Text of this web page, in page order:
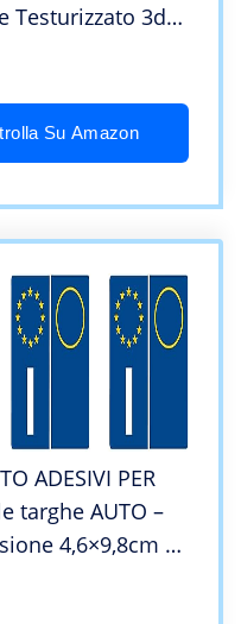
Testurizzato 3d
Strisce
Su Amazon
ADESIVI PER
targhe AUTO –
4,6×9,8cm –